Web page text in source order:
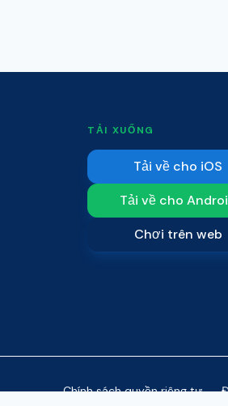
TẢI XUỐNG
Tải về cho iOS
Tải về cho
Chơi trên web
Chính sách quyền riêng tư